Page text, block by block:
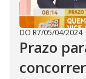
DO R7/05/04/2024
Prazo